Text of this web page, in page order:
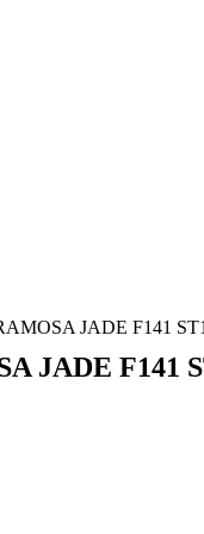
JADE F141
JADE F141